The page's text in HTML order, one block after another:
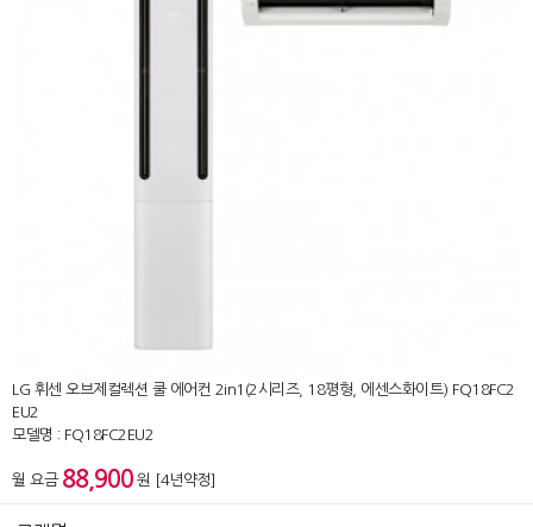
LG 휘센 오브제컬렉션 쿨 에어컨 2in1(2시리즈, 18평형, 에센스화이트) FQ18FC2
EU2
모델명 : FQ18FC2EU2
월 요금 88,900 원 [4년약정]